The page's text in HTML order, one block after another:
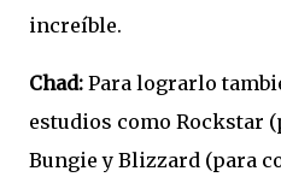
increíble.
Chad: Para lograrlo
estudios como Rockstar
Bungie y Blizzard (para